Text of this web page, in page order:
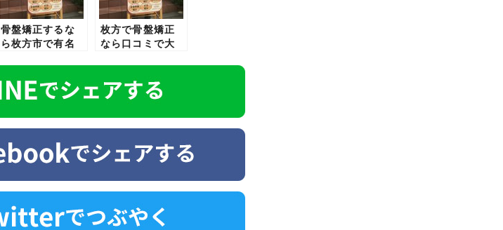
骨盤矯正するな
ら枚方市で有名
Ｃ整骨院
枚方で骨盤矯正
なら口コミで大
T&C整骨院